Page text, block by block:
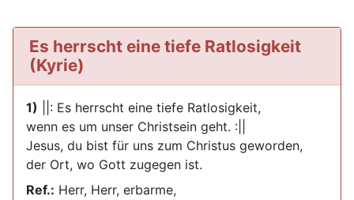
Es herrscht eine tiefe Ratlosigkeit
(Kyrie)
1) ||: Es herrscht eine tiefe Ratlosigkeit,
wenn es um unser Christsein geht. :||
Jesus, du bist für uns zum Christus geworden,
der Ort, wo Gott zugegen ist.
Ref.: Herr, Herr, erbarme,